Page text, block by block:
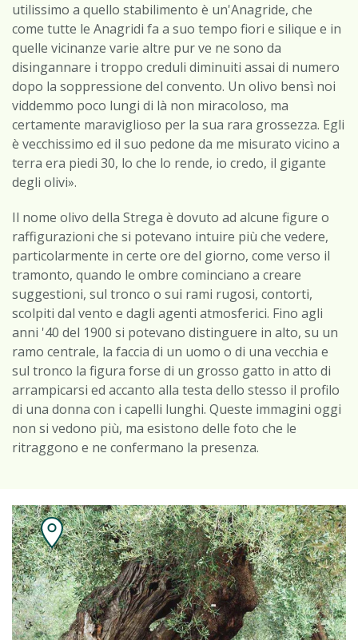
utilissimo a quello stabilimento è un'Anagride, che
come tutte le Anagridi fa a suo tempo fiori e silique e in
quelle vicinanze varie altre pur ve ne sono da
disingannare i troppo creduli diminuiti assai di numero
dopo la soppressione del convento. Un olivo bensì noi
viddemmo poco lungi di là non miracoloso, ma
certamente maraviglioso per la sua rara grossezza. Egli
è vecchissimo ed il suo pedone da me misurato vicino a
terra era piedi 30, lo che lo rende, io credo, il gigante
degli olivi».
Il nome olivo della Strega è dovuto ad alcune figure o
raffigurazioni che si potevano intuire più che vedere,
particolarmente in certe ore del giorno, come verso il
tramonto, quando le ombre cominciano a creare
suggestioni, sul tronco o sui rami rugosi, contorti,
scolpiti dal vento e dagli agenti atmosferici. Fino agli
anni '40 del 1900 si potevano distinguere in alto, su un
ramo centrale, la faccia di un uomo o di una vecchia e
sul tronco la figura forse di un grosso gatto in atto di
arrampicarsi ed accanto alla testa dello stesso il profilo
di una donna con i capelli lunghi. Queste immagini oggi
non si vedono più, ma esistono delle foto che le
ritraggono e ne confermano la presenza.